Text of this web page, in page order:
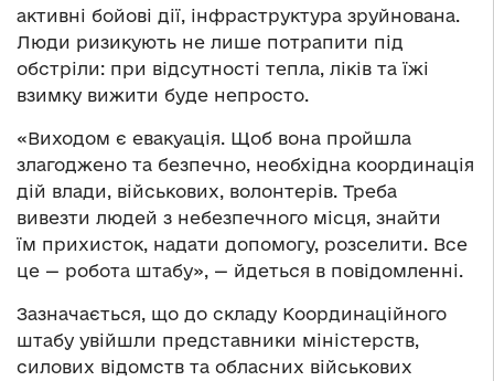
активні бойові дії, інфраструктура зруйнована.
Люди ризикують не лише потрапити під
обстріли: при відсутності тепла, ліків та їжі
взимку вижити буде непросто.
«Виходом є евакуація. Щоб вона пройшла
злагоджено та безпечно, необхідна координація
дій влади, військових, волонтерів. Треба
вивезти людей з небезпечного місця, знайти
їм прихисток, надати допомогу, розселити. Все
це — робота штабу», — йдеться в повідомленні.
Зазначається, що до складу Координаційного
штабу увійшли представники міністерств,
силових відомств та обласних військових